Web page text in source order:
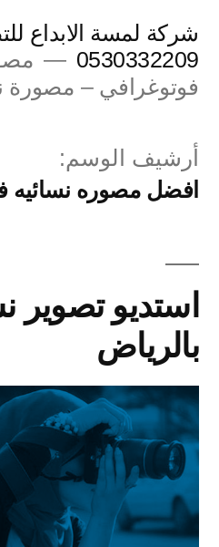
إلى
المحتوى
شركة لمسة الابداع
0530332209
فوتوغرافي – مصورة
أرشيف الوسم:
افضل مصوره نسائيه
استديو تصوير
بالرياض